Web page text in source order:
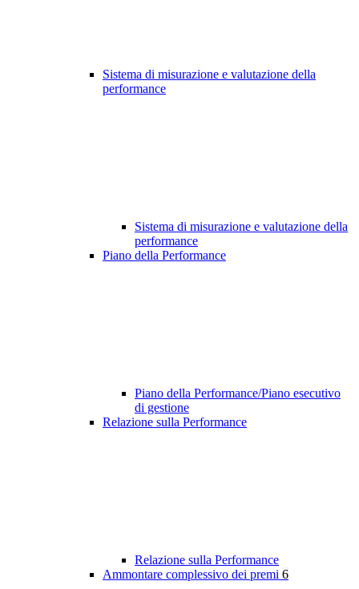
Sistema di misurazione e valutazione della
performance
Sistema di misurazione e valutazione della
performance
Piano della Performance
Piano della Performance/Piano esecutivo
di gestione
Relazione sulla Performance
Relazione sulla Performance
Ammontare complessivo dei premi 6